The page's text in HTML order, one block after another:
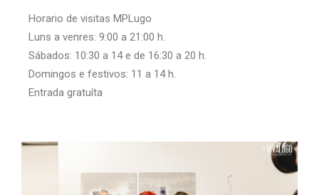
Horario de visitas MPLugo
Luns a venres: 9:00 a 21:00 h.
Sábados: 10:30 a 14 e de 16:30 a 20 h.
Domingos e festivos: 11 a 14 h.
Entrada gratuíta